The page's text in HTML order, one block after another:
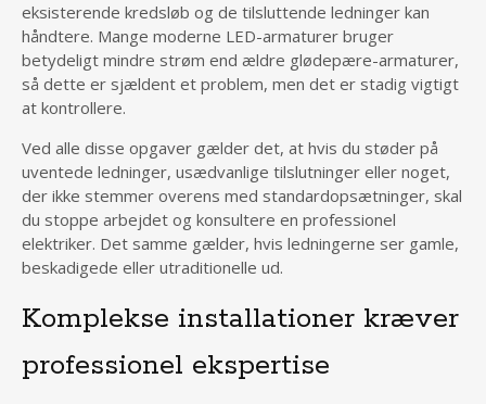
eksisterende kredsløb og de tilsluttende ledninger kan
håndtere. Mange moderne LED-armaturer bruger
betydeligt mindre strøm end ældre glødepære-armaturer,
så dette er sjældent et problem, men det er stadig vigtigt
at kontrollere.
Ved alle disse opgaver gælder det, at hvis du støder på
uventede ledninger, usædvanlige tilslutninger eller noget,
der ikke stemmer overens med standardopsætninger, skal
du stoppe arbejdet og konsultere en professionel
elektriker. Det samme gælder, hvis ledningerne ser gamle,
beskadigede eller utraditionelle ud.
Komplekse installationer kræver
professionel ekspertise